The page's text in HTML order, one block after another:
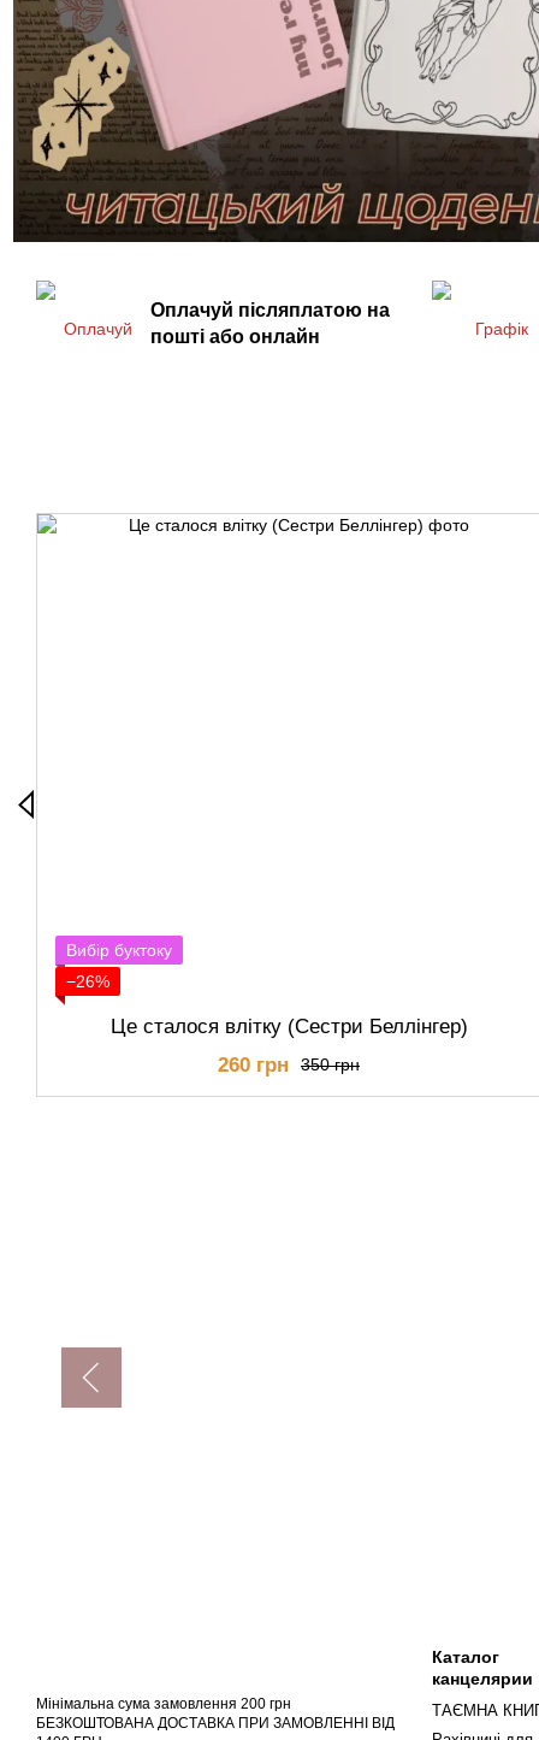
Оплачуй післяплатою на
пошті або онлайн
Вибір буктоку
−26%
Це сталося влітку (Сестри Беллінгер)
350 грн
260 грн
Мінімальна сума замовлення 200 грн
БЕЗКОШТОВАНА ДОСТАВКА ПРИ ЗАМОВЛЕННІ ВІД
Каталог
канцелярии
ТАЄМНА